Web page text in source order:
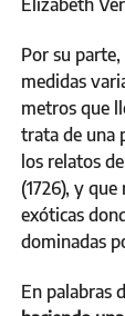
Elizabeth
Por su parte,
medidas
metros que
trata de una
los relatos
(1726), y
exóticas
dominadas
En palabras